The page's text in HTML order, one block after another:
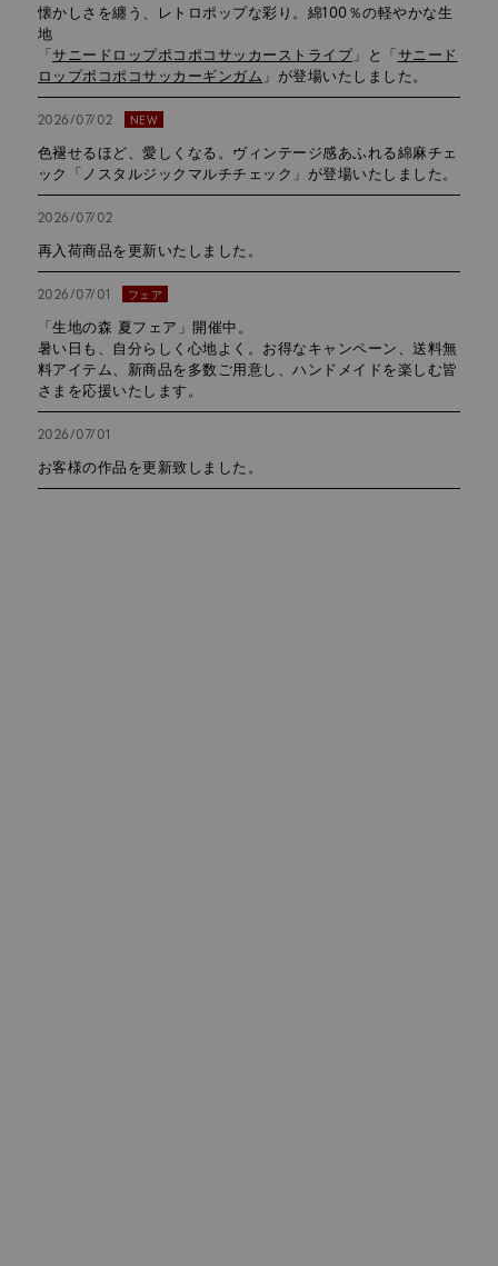
懐かしさを纏う、レトロポップな彩り。綿100％の軽やかな生
地
「サニードロップポコポコサッカーストライプ」と「サニード
ロップポコポコサッカーギンガム 」が登場いたしました。
2026/07/02 NEW
色褪せるほど、愛しくなる。ヴィンテージ感あふれる綿麻チェ
ック「ノスタルジックマルチチェック」が登場いたしました。
2026/07/02
再入荷商品を更新いたしました。
2026/07/01 フェア
「生地の森 夏フェア」開催中。
暑い日も、自分らしく心地よく。お得なキャンペーン、送料無
料アイテム、新商品を多数ご用意し、ハンドメイドを楽しむ皆
さまを応援いたします。
2026/07/01
お客様の作品を更新致しました。